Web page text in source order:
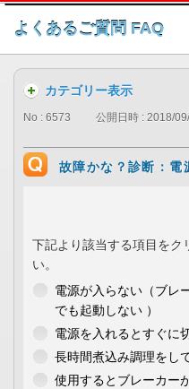
この
よくあるご質問 FAQ
カテゴリー表示
No : 6573 公開日時 : 2018/
故障かな？診断：電
下記より該当する項目をク
い。
電源が入らない（ブレ
でも起動しない ）
電源を入れるとすぐに
長時間煮込み調理をし
使用するとブレーカー